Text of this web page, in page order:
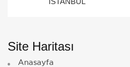
Site Haritası
Anasayfa